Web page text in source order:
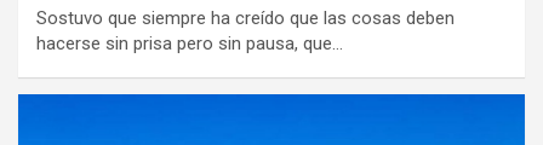
Sostuvo que siempre ha creído que las cosas deben
hacerse sin prisa pero sin pausa, que…